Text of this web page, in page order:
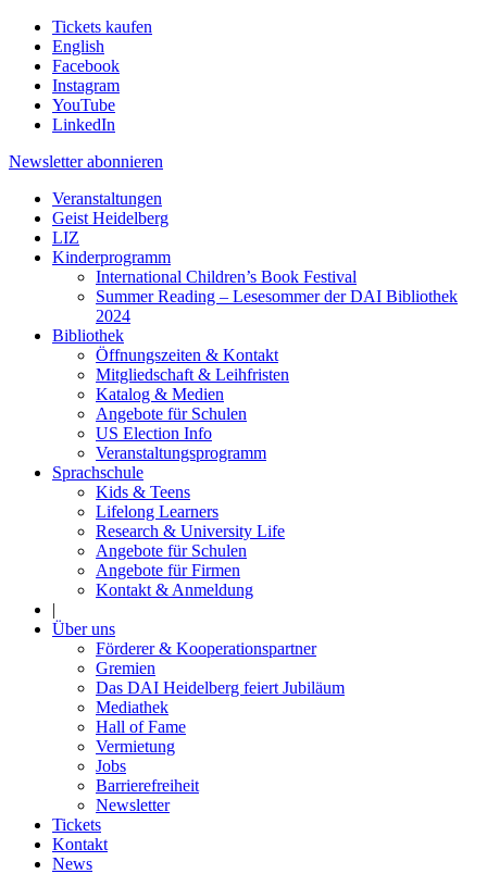
Tickets kaufen
English
Facebook
Instagram
YouTube
LinkedIn
Newsletter abonnieren
Veranstaltungen
Geist Heidelberg
LIZ
Kinderprogramm
International Children’s Book Festival
Summer Reading – Lesesommer der DAI Bibliothek
2024
Bibliothek
Öffnungszeiten & Kontakt
Mitgliedschaft & Leihfristen
Katalog & Medien
Angebote für Schulen
US Election Info
Veranstaltungsprogramm
Sprachschule
Kids & Teens
Lifelong Learners
Research & University Life
Angebote für Schulen
Angebote für Firmen
Kontakt & Anmeldung
|
Über uns
Förderer & Kooperationspartner
Gremien
Das DAI Heidelberg feiert Jubiläum
Mediathek
Hall of Fame
Vermietung
Jobs
Barrierefreiheit
Newsletter
Tickets
Kontakt
News